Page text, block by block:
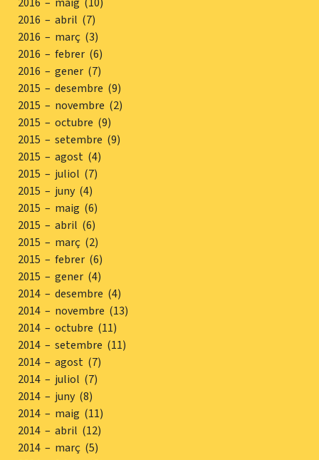
2016 – abril (7)
2016 – març (3)
2016 – febrer (6)
2016 – gener (7)
2015 – desembre (9)
2015 – novembre (2)
2015 – octubre (9)
2015 – setembre (9)
2015 – agost (4)
2015 – juliol (7)
2015 – juny (4)
2015 – maig (6)
2015 – abril (6)
2015 – març (2)
2015 – febrer (6)
2015 – gener (4)
2014 – desembre (4)
2014 – novembre (13)
2014 – octubre (11)
2014 – setembre (11)
2014 – agost (7)
2014 – juliol (7)
2014 – juny (8)
2014 – maig (11)
2014 – abril (12)
2014 – març (5)